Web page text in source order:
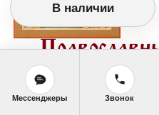
<< Воскресенье,
В наличии
Мессенджеры Звонок